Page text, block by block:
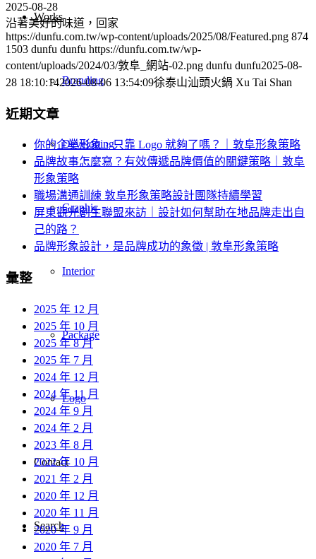
Works
Branding
Developing
Graphic
Interior
Package
Logo
Contact
Search
2025-08-28
沿著美好的味道，回家
https://dunfu.com.tw/wp-content/uploads/2025/08/Featured.png 874
1503 dunfu dunfu https://dunfu.com.tw/wp-
content/uploads/2024/03/敦阜_網站-02.png dunfu dunfu2025-08-
28 18:10:142026-08-06 13:54:09徐泰山汕頭火鍋 Xu Tai Shan
近期文章
你的企業形象，只靠 Logo 就夠了嗎？｜敦阜形象策略
品牌故事怎麼寫？有效傳遞品牌價值的關鍵策略｜敦阜
形象策略
職場溝通訓練 敦阜形象策略設計團隊持續學習
屏東觀光創生聯盟來訪｜設計如何幫助在地品牌走出自
己的路？
品牌形象設計，是品牌成功的象徵 | 敦阜形象策略
彙整
2025 年 12 月
2025 年 10 月
2025 年 8 月
2025 年 7 月
2024 年 12 月
2024 年 11 月
2024 年 9 月
2024 年 2 月
2023 年 8 月
2022 年 10 月
2021 年 2 月
2020 年 12 月
2020 年 11 月
2020 年 9 月
2020 年 7 月